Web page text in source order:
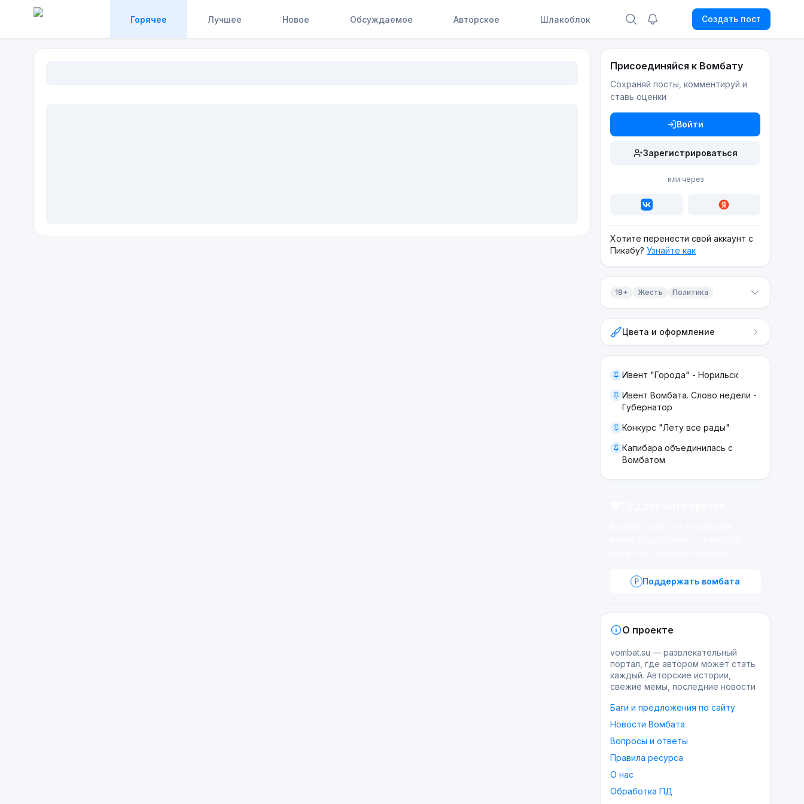
Горячее Лучшее Новое Обсуждаемое Авторское Шлакоблок Создать пост
Присоединяйся к Вомбату
Сохраняй посты, комментируй и
ставь оценки
Войти
Зарегистрироваться
или через
Хотите перенести свой аккаунт с
Пикабу? Узнайте как
18+ Жесть Политика
ЖестьЦвета и оформление
Ивент "Города" - Норильск
Ивент Вомбата. Слово недели -
Губернатор
Конкурс "Лету все рады"
Капибара объединилась с
Вомбатом
Поддержать вомбата
О проекте
vombat.su — развлекательный
портал, где автором может стать
каждый. Авторские истории,
свежие мемы, последние новости
Баги и предложения по сайту
Новости Вомбата
Вопросы и ответы
Правила ресурса
О нас
Обработка ПД